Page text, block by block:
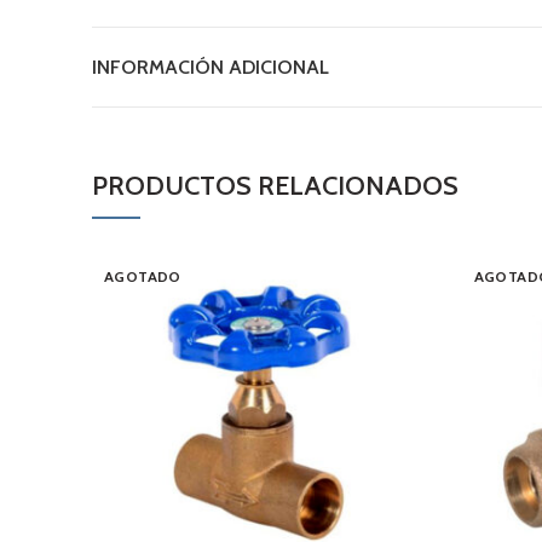
INFORMACIÓN ADICIONAL
PRODUCTOS RELACIONADOS
AGOTADO